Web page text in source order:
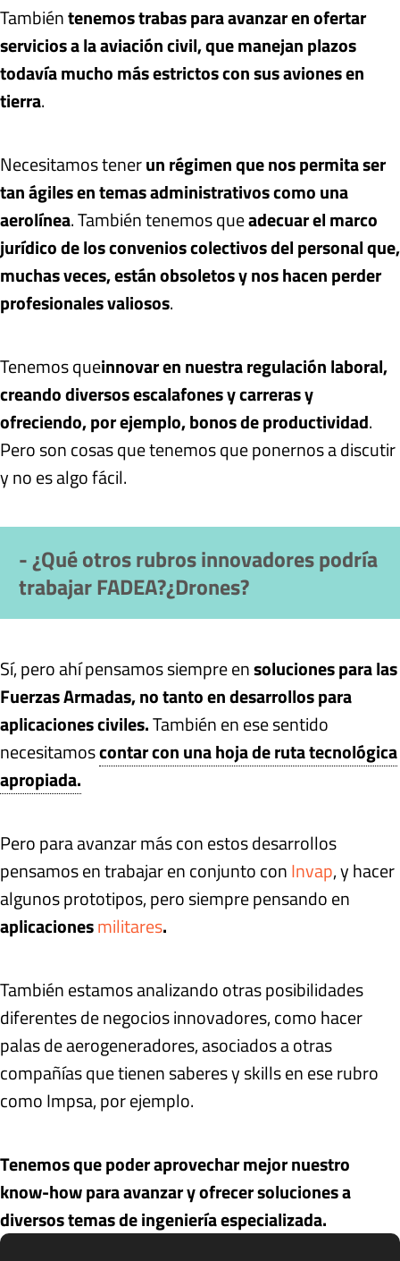
Tambiéntenemos trabas para avanzar en ofertar
servicios a la aviación civil, que manejan plazos
todavía mucho más estrictos con sus aviones en
tierra.
Necesitamos tenerun régimen que nos permita ser
tan ágiles en temas administrativos como una
aerolínea. También tenemos queadecuar el marco
jurídico de los convenios colectivos del personal que,
muchas veces, están obsoletos y nos hacen perder
profesionales valiosos.
Tenemos queinnovar en nuestra regulación laboral,
creando diversos escalafones y carreras y
ofreciendo, por ejemplo, bonos de productividad.
Pero son cosas que tenemos que ponernos a discutir
y no es algo fácil.
- ¿Qué otros rubros innovadores podría
trabajar FADEA?¿Drones?
Sí, pero ahí pensamos siempre ensoluciones para las
Fuerzas Armadas, no tanto en desarrollos para
aplicaciones civiles.También en ese sentido
necesitamoscontar con una hoja de ruta tecnológica
apropiada.
Pero para avanzar más con estos desarrollos
pensamos en trabajar en conjunto conInvap, y hacer
algunos prototipos, pero siempre pensando en
aplicacionesmilitares.
También estamos analizando otras posibilidades
diferentes de negocios innovadores, como hacer
palas de aerogeneradores, asociados a otras
compañías que tienen saberes y skills en ese rubro
como Impsa, por ejemplo.
Tenemos que poder aprovechar mejor nuestro
know-how para avanzar y ofrecer soluciones a
diversos temas de ingeniería especializada.